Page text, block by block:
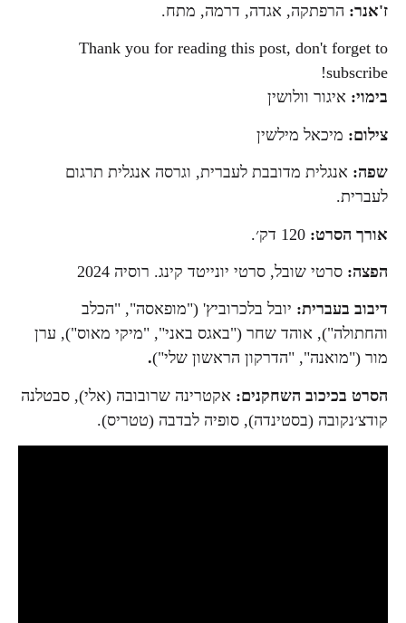
ז'אנר: הרפתקה, אגדה, דרמה, מתח.
Thank you for reading this post, don't forget to
subscribe!
בימוי: איגור וולושין
צילום: מיכאל מילשין
שפה: אנגלית מדובבת לעברית, וגרסה אנגלית תרגום
לעברית.
אורך הסרט:
הפצה: סרטי שובל, סרטי יונייטד קינג. רוסיה 2024
דיבוב בעברית: יובל בלכרוביץ' ("מופאסה", "הכלב
והחתולה"), אוהד שחר ("באגס באני", "מיקי מאוס"), ערן
מור ("מואנה", "הדרקון הראשון שלי").
הסרט בכיכוב השחקנים: אקטרינה שרובובה (אלי), סבטלנה
קודצ׳נקובה (בסטינדה), סופיה לבדבה (טטריס).